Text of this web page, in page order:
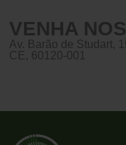
VENHA
Av. Barão de Studart,
CE, 60120-001